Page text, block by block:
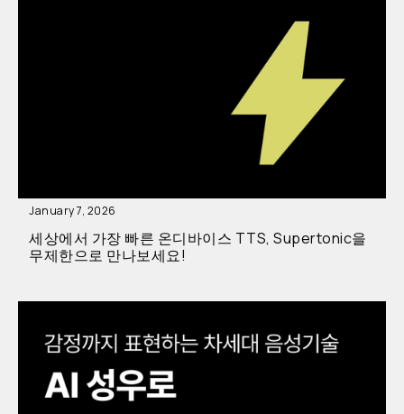
January 7, 2026
세상에서 가장 빠른 온디바이스 TTS, Supertonic을
무제한으로 만나보세요!